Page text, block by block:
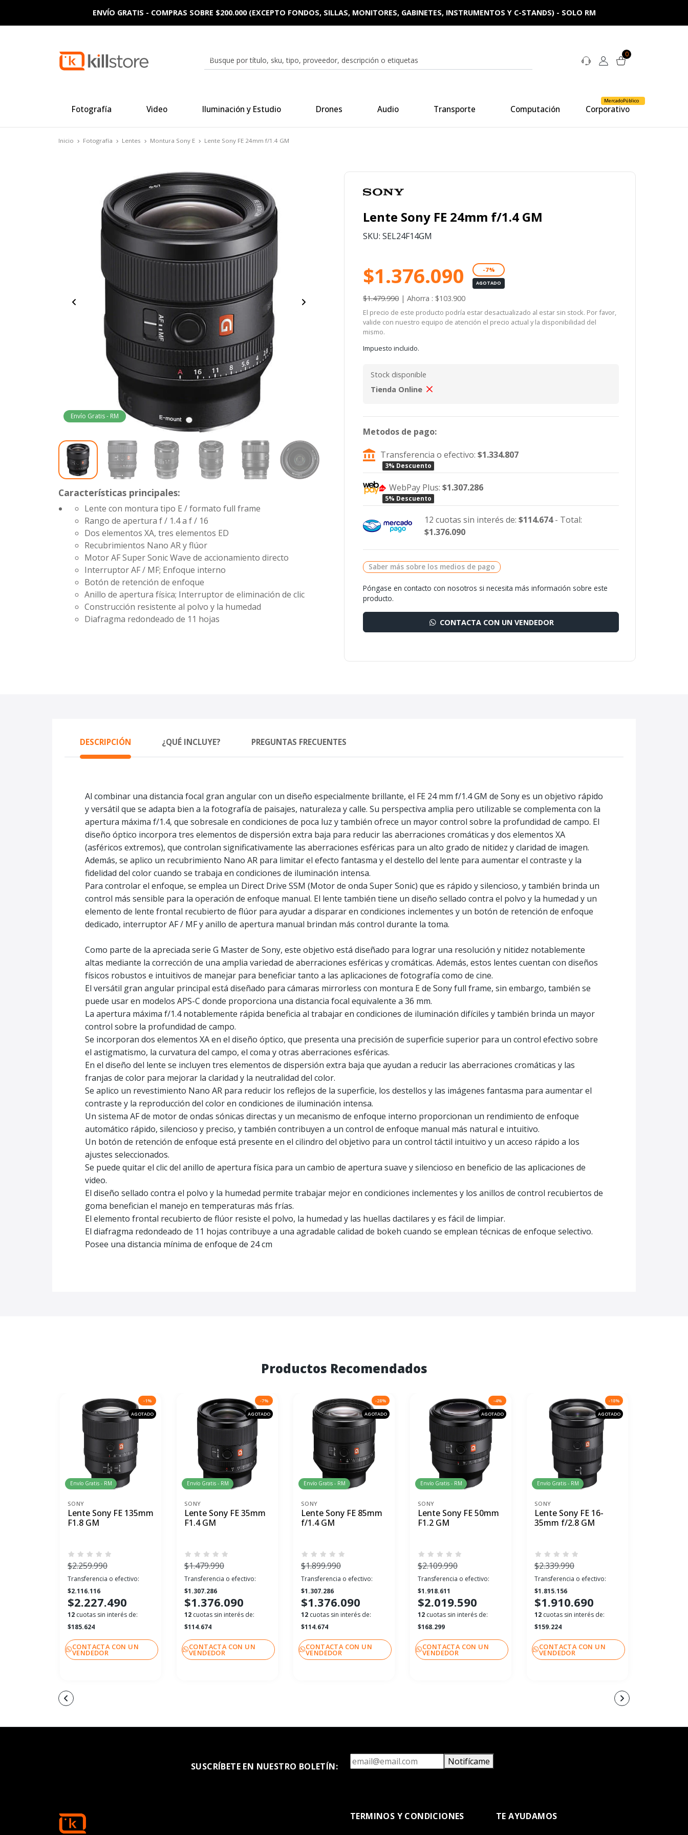
0
Fotografía Video Iluminación y Estudio Drones Audio Transporte Computación Corporativo
MercadoPúblico
ENVÍO GRATIS - COMPRAS SOBRE $200.000 (EXCEPTO FONDOS, SILLAS, MONITORES, GABINETES, INSTRUMENTOS Y C-STANDS) - SOLO RM
Inicio Fotografía Lentes Montura Sony E Lente Sony FE 24mm f/1.4 GM
Envío Gratis - RM
Características principales:
Lente con montura tipo E / formato full frame
Rango de aperturaf / 1.4 a f / 16
Dos elementos XA, tres elementos ED
Recubrimientos Nano AR y flúor
Motor AF Super Sonic Wave de accionamiento directo
Interruptor AF / MF; Enfoque interno
Botón de retención de enfoque
Anillo de apertura física; Interruptor de eliminación de clic
Construcción resistente al polvo y la humedad
Diafragma redondeado de 11 hojas
Lente Sony FE 24mm f/1.4 GM
SKU: SEL24F14GM
$1.376.090 -7%
AGOTADO
$1.479.990 | Ahorra : $103.900
El precio de este producto podría estar desactualizado al estar sin stock. Por favor,
valide con nuestro equipo de atención el precio actual y la disponibilidad del
mismo.
Impuesto incluido.
Stock disponible
Tienda Online
Metodos de pago:
Transferencia o efectivo:$1.334.807
3% Descuento
WebPay Plus:$1.307.286
5% Descuento
12 cuotas sin interés de: $114.674- Total:
$1.376.090
Saber más sobre los medios de pago
Póngase en contacto con nosotros si necesita más información sobre este
producto.
CONTACTA CON UN VENDEDOR
DESCRIPCIÓN ¿QUÉ INCLUYE? PREGUNTAS FRECUENTES
Al combinar una distancia focal gran angular con un diseño especialmente brillante, el FE 24 mm f/1.4 GM de Sony es un objetivo rápido
y versátil que se adapta bien a la fotografía de paisajes, naturaleza y calle. Su perspectiva amplia pero utilizable se complementa con la
apertura máxima f/1.4, que sobresale en condiciones de poca luz y también ofrece un mayor control sobre la profundidad de campo. El
diseño óptico incorpora tres elementos de dispersión extra baja para reducir las aberraciones cromáticas y dos elementos XA
(asféricos extremos), que controlan significativamente las aberraciones esféricas para un alto grado de nitidez y claridad de imagen.
Además, se aplico un recubrimiento Nano AR para limitar el efecto fantasma y el destello del lente para aumentar el contraste y la
fidelidad del color cuando se trabaja en condiciones de iluminación intensa.
Para controlar el enfoque, se emplea un Direct Drive SSM (Motor de onda Super Sonic) que es rápido y silencioso, y también brinda un
control más sensible para la operación de enfoque manual. El lente también tiene un diseño sellado contra el polvo y la humedad y un
elemento de lente frontal recubierto de flúor para ayudar a disparar en condiciones inclementes y un botón de retención de enfoque
dedicado, interruptor AF / MF y anillo de apertura manual brindan más control durante la toma.
Como parte de la apreciada serie G Master de Sony, este objetivo está diseñado para lograr una resolución y nitidez notablemente
altas mediante la corrección de una amplia variedad de aberraciones esféricas y cromáticas. Además, estos lentes cuentan con diseños
físicos robustos e intuitivos de manejar para beneficiar tanto a las aplicaciones de fotografía como de cine.
El versátil gran angular principal está diseñado para cámaras mirrorless con montura E de Sony full frame, sin embargo, también se
puede usar en modelos APS-C donde proporciona una distancia focal equivalente a 36 mm.
La apertura máxima f/1.4 notablemente rápida beneficia al trabajar en condiciones de iluminación difíciles y también brinda un mayor
control sobre la profundidad de campo.
Se incorporan dos elementos XA en el diseño óptico, que presenta una precisión de superficie superior para un control efectivo sobre
el astigmatismo, la curvatura del campo, el coma y otras aberraciones esféricas.
En el diseño del lente se incluyen tres elementos de dispersión extra baja que ayudan a reducir las aberraciones cromáticas y las
franjas de color para mejorar la claridad y la neutralidad del color.
Se aplico un revestimiento Nano AR para reducir los reflejos de la superficie, los destellos y las imágenes fantasma para aumentar el
contraste y la reproducción del color en condiciones de iluminación intensa.
Un sistema AF de motor de ondas sónicas directas y un mecanismo de enfoque interno proporcionan un rendimiento de enfoque
automático rápido, silencioso y preciso, y también contribuyen a un control de enfoque manual más natural e intuitivo.
Un botón de retención de enfoque está presente en el cilindro del objetivo para un control táctil intuitivo y un acceso rápido a los
ajustes seleccionados.
Se puede quitar el clic del anillo de apertura física para un cambio de apertura suave y silencioso en beneficio de las aplicaciones de
video.
El diseño sellado contra el polvo y la humedad permite trabajar mejor en condiciones inclementes y los anillos de control recubiertos de
goma benefician el manejo en temperaturas más frías.
El elemento frontal recubierto de flúor resiste el polvo, la humedad y las huellas dactilares y es fácil de limpiar.
El diafragma redondeado de 11 hojas contribuye a una agradable calidad de bokeh cuando se emplean técnicas de enfoque selectivo.
Posee una distancia mínima de enfoque de 24 cm
Productos Recomendados
-1%
AGOTADO
Envío Gratis - RM
SONY
Lente Sony FE 135mm
F1.8 GM
$2.259.990
Transferencia o efectivo:
$2.116.116
$2.227.490
12 cuotas sin interés de:
$185.624
CONTACTA CON UN
VENDEDOR
-7%
AGOTADO
Envío Gratis - RM
SONY
Lente Sony FE 35mm
F1.4 GM
$1.479.990
Transferencia o efectivo:
$1.307.286
$1.376.090
12 cuotas sin interés de:
$114.674
CONTACTA CON UN
VENDEDOR
-28%
AGOTADO
Envío Gratis - RM
SONY
Lente Sony FE 85mm
f/1.4 GM
$1.899.990
Transferencia o efectivo:
$1.307.286
$1.376.090
12 cuotas sin interés de:
$114.674
CONTACTA CON UN
VENDEDOR
-4%
AGOTADO
Envío Gratis - RM
SONY
Lente Sony FE 50mm
F1.2 GM
$2.109.990
Transferencia o efectivo:
$1.918.611
$2.019.590
12 cuotas sin interés de:
$168.299
CONTACTA CON UN
VENDEDOR
-18%
AGOTADO
Envío Gratis - RM
SONY
Lente Sony FE 16-
35mm f/2.8 GM
$2.339.990
Transferencia o efectivo:
$1.815.156
$1.910.690
12 cuotas sin interés de:
$159.224
CONTACTA CON UN
VENDEDOR
SUSCRÍBETE EN NUESTRO BOLETÍN: Notifícame
TERMINOS Y CONDICIONES TE AYUDAMOS